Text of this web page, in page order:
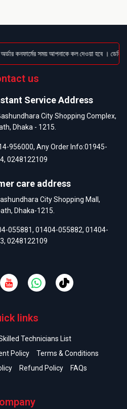
কনফার্মের সময় আপনাকে কল দেওয়া হবে ।
us
Service Address
City Shopping Complex,
Dhaka - 1215.
956000, Any Order Info:01945-
, 0248122109
care address
City Shopping Mall,
Dhaka-1215.
055881, 01404-055882, 01404-
, 0248122109
links
Technicians List
Policy
Terms & Conditions
Refund Policy FAQs